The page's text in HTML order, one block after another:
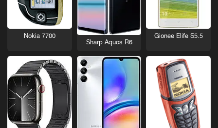
Gionee Elife S5.5
Sharp Aquos R6
Nokia 7700